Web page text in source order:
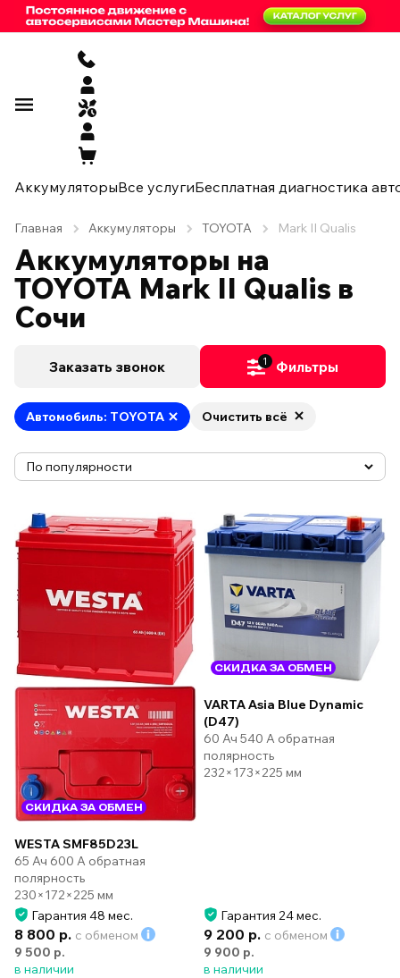
АккумуляторыВсе услугиБесплатная диагностика
Главная Аккумуляторы TOYOTA Mark II Qualis
Аккумуляторы на
TOYOTA Mark II Qualis в
Сочи
Заказать звонок 1 Фильтры
Автомобиль: TOYOTA Очистить всё
СКИДКА ЗА ОБМЕН
WESTA SMF85D23L
65 Ач 600 А обратная
полярность
230×172×225 мм
Гарантия 48 мес.
8 800 р. с обменом
9 500 р.
в наличии
СКИДКА ЗА ОБМЕН
VARTA Asia Blue Dynamic
(D47)
60 Ач 540 А обратная
полярность
232×173×225 мм
Гарантия 24 мес.
9 200 р. с обменом
9 900 р.
в наличии